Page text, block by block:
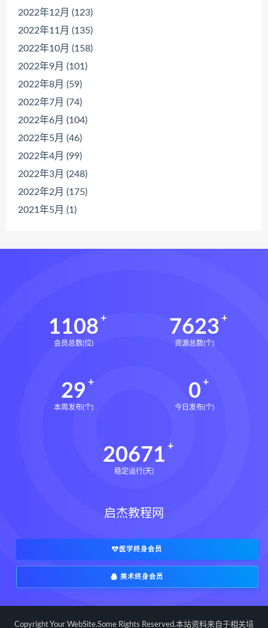
2022年12月 (123)
2022年11月 (135)
2022年10月 (158)
2022年9月 (101)
2022年8月 (59)
2022年7月 (74)
2022年6月 (104)
2022年5月 (46)
2022年4月 (99)
2022年3月 (248)
2022年2月 (175)
2021年5月 (1)
1108
会员总数(位)
7623
资源总数(个)
29
本周发布(个)
0
今日发布(个)
20671
稳定运行(天)
启杰教程网
医学终身会员
美术终身会员
Copyright Your WebSite.Some Rights Reserved.本站资料来自于相关培